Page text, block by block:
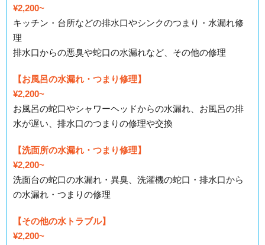
¥2,200~
キッチン・台所などの排水口やシンクのつまり・水漏れ修
理
排水口からの悪臭や蛇口の水漏れなど、その他の修理
【お風呂の水漏れ・つまり修理】
¥2,200~
お風呂の蛇口やシャワーヘッドからの水漏れ、お風呂の排
水が遅い、排水口のつまりの修理や交換
【洗面所の水漏れ・つまり修理】
¥2,200~
洗面台の蛇口の水漏れ・異臭、洗濯機の蛇口・排水口から
の水漏れ・つまりの修理
【その他の水トラブル】
¥2,200~